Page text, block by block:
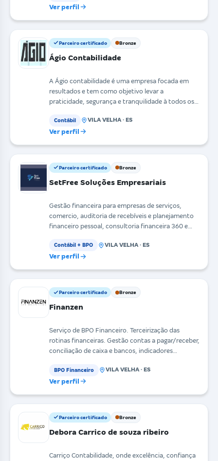
Ver perfil
Parceiro certificado Bronze
Ágio Contabilidade
A Ágio contabilidade é uma empresa focada em
resultados e tem como objetivo levar a
praticidade, segurança e tranquilidade à todos os
Contábil VILA VELHA · ES
Ver perfil
Parceiro certificado Bronze
SetFree Soluções Empresariais
Gestão financeira para empresas de serviços,
comercio, auditoria de recebíveis e planejamento
financeiro pessoal, consultoria financeira 360 e
Contábil + BPO VILA VELHA · ES
Ver perfil
Parceiro certificado Bronze
Finanzen
Serviço de BPO Financeiro. Terceirização das
rotinas financeiras. Gestão contas a pagar/receber,
conciliação de caixa e bancos, indicadores
BPO Financeiro VILA VELHA · ES
Ver perfil
Parceiro certificado Bronze
Debora Carrico de souza ribeiro
Carriço Contabilidade, onde excelência, confiança